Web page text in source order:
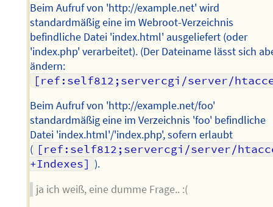
Beim Aufruf von 'http://example.net' wird
standardmäßig eine im Webroot-Verzeichnis
befindliche Datei 'index.html' ausgeliefert (oder
'index.php' verarbeitet). (Der Dateiname lässt sich
ändern:
[ref:self812;servercgi/server/
Beim Aufruf von 'http://example.net/foo'
standardmäßig eine im Verzeichnis 'foo' befindliche
Datei 'index.html'/'index.php', sofern erlaubt
( [ref:self812;servercgi/server/
+Indexes] ).
ja ich weiß, eine dumme Frage.. :(